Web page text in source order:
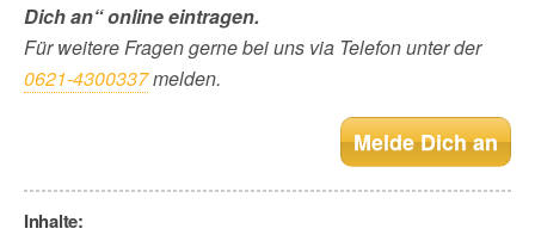
Dich an“ online eintragen.
Für weitere Fragen gerne bei uns via Telefon unter der
0621-4300337melden.
Melde Dich an
Inhalte: